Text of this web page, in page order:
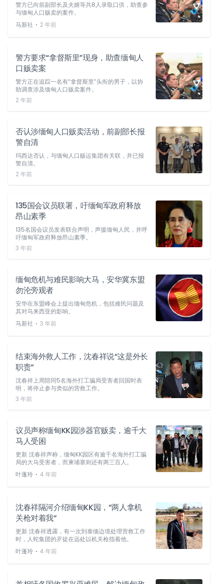
警方已向前副部长及夫婿等共8人录取口供，助查参
与缅甸人口贩卖的案件。
马新社 ⋅ 2 年前
警方要求“拿督斯里”现身，助查缅甸人
口贩卖案
警方正在追踪一名有“拿督斯里”头衔的男子，以协
助调查涉及缅甸人口贩卖案件。
2 年前
否认涉缅甸人口贩卖活动，前副部长报
警自清
玛西达否认，与缅甸人口贩运集团有关联，并已报
警自清。
2 年前
135国会议员联署，吁缅甸军政府释放
昂山素季
135名国会议员发表联合声明，声援缅甸人民，并呼
吁缅甸军政府释放昂山素季。
3 年前
缅甸危机与难民影响大马，安华冀东盟
勿沦旁观者
安华在东盟峰会上提出缅甸危机，包括难民问题及
其对马来西亚的影响。
马新社 ⋅ 3 年前
结束海外救人工作，沈春祥说“这是外长
职责”
沈春祥上周陪同5名海外打工骗局受害者回国时表
明，将停止参与类似的营救工作。
3 年前
议员声称缅甸KK园涉器官贩卖，逾千大
马人受困
更新 沈春祥声称，缅甸KK园区有逾千名海外打工骗
局的大马受害者，而柬埔寨则还有两三百人。
叶蓬玲 ⋅ 4 年前
沈春祥隔河介绍缅甸KK园，“两人拿机
关枪对着我”
更新 沈春祥透露，有一次到泰缅边境处理营救工作
时，人蛇集团的歹徒在远处以机关枪指着他。
叶蓬玲 ⋅ 4 年前